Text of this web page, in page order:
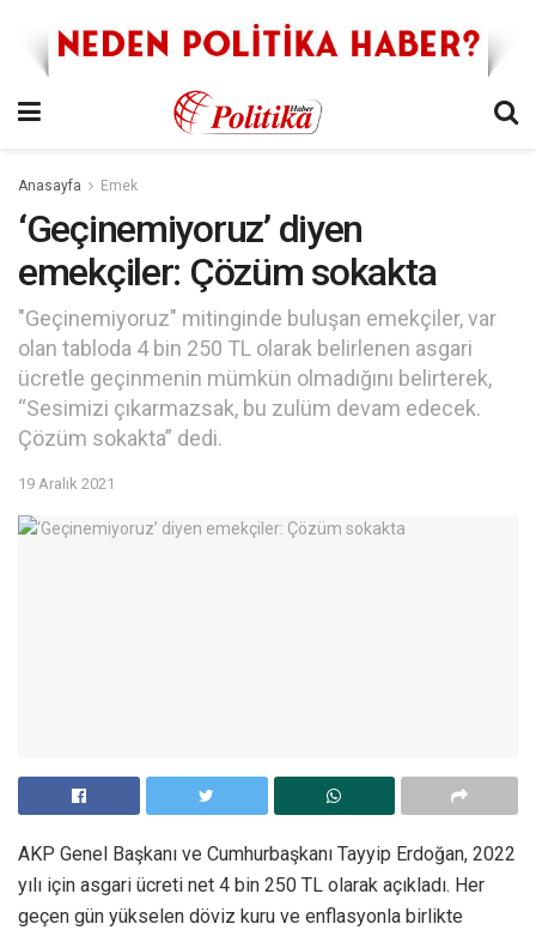
Anasayfa Emek
‘Geçinemiyoruz’ diyen
emekçiler: Çözüm sokakta
"Geçinemiyoruz" mitinginde buluşan emekçiler, var
olan tabloda 4 bin 250 TL olarak belirlenen asgari
ücretle geçinmenin mümkün olmadığını belirterek,
“Sesimizi çıkarmazsak, bu zulüm devam edecek.
Çözüm sokakta” dedi.
19 Aralık 2021
AKP Genel Başkanı ve Cumhurbaşkanı Tayyip Erdoğan, 2022
yılı için asgari ücreti net 4 bin 250 TL olarak açıkladı. Her
geçen gün yükselen döviz kuru ve enflasyonla birlikte